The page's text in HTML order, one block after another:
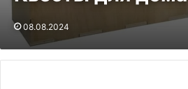
08.08.2024